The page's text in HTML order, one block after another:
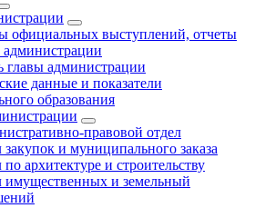
официальных выступлений, отчеты
администрации
главы администрации
данные и показатели
образования
правовой отдел
закупок и муниципального заказа
архитектуре и строительству
имущественных и земельный